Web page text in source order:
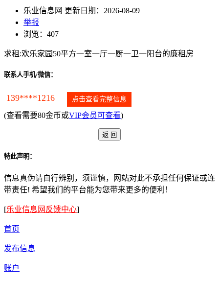
乐业信息网 更新日期：2026-08-09
举报
浏览：407
求租:欢乐家园50平方一室一厅一厨一卫一阳台的廉租房
联系人手机/微信：
139****1216 点击查看完整信息
(查看需要80金币或VIP会员可查看)
特此声明：
信息真伪请自行辨别，须谨慎，网站对此不承担任何保证或连
带责任! 希望我们的平台能为您带来更多的便利！
[乐业信息网反馈中心]
首页
发布信息
账户